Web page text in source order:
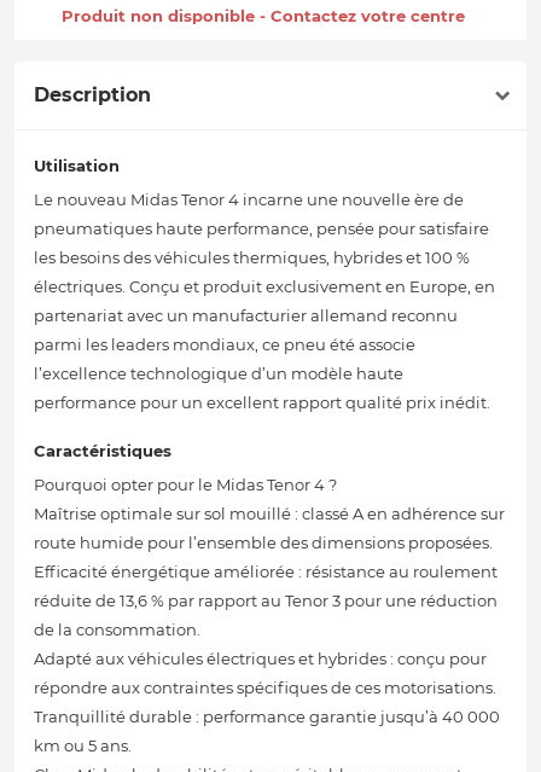
Produit non disponible - Contactez votre centre
Description
Utilisation
Le nouveau Midas Tenor 4 incarne une nouvelle ère de
pneumatiques haute performance, pensée pour satisfaire
les besoins des véhicules thermiques, hybrides et 100 %
électriques. Conçu et produit exclusivement en Europe, en
partenariat avec un manufacturier allemand reconnu
parmi les leaders mondiaux, ce pneu été associe
l’excellence technologique d’un modèle haute
performance pour un excellent rapport qualité prix inédit.
Caractéristiques
Pourquoi opter pour le Midas Tenor 4 ?
Maîtrise optimale sur sol mouillé : classé A en adhérence sur
route humide pour l’ensemble des dimensions proposées.
Efficacité énergétique améliorée : résistance au roulement
réduite de 13,6 % par rapport au Tenor 3 pour une réduction
de la consommation.
Adapté aux véhicules électriques et hybrides : conçu pour
répondre aux contraintes spécifiques de ces motorisations.
Tranquillité durable : performance garantie jusqu’à 40 000
km ou 5 ans.